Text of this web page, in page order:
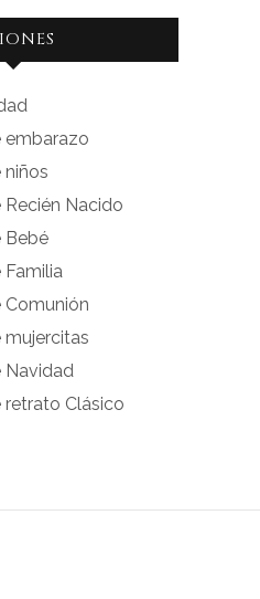
embarazo
Nacido
Bebé
Navidad
Clásico